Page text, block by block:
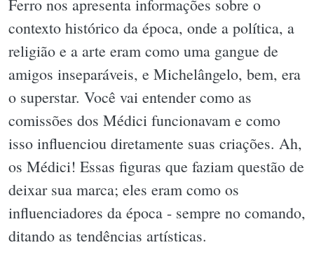
Ferro nos apresenta informações sobre o
contexto histórico da época, onde a política, a
religião e a arte eram como uma gangue de
amigos inseparáveis, e Michelângelo, bem, era
o superstar. Você vai entender como as
comissões dos Médici funcionavam e como
isso influenciou diretamente suas criações. Ah,
os Médici! Essas figuras que faziam questão de
deixar sua marca; eles eram como os
influenciadores da época - sempre no comando,
ditando as tendências artísticas.